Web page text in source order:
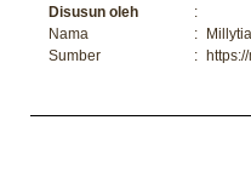
Disusun oleh
:
Nama
:
Millytia
Sumber
: